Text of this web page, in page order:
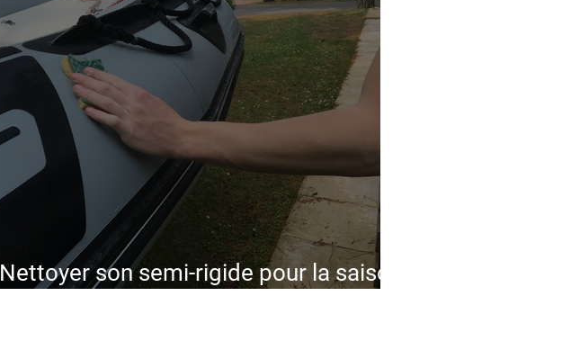
Nettoyer son semi-rigide pour la saison